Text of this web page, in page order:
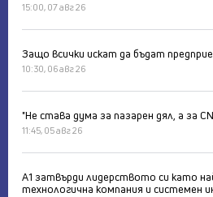
15:00, 07 авг 26
Защо всички искат да бъдат
10:30, 06 авг 26
"Не става дума за пазарен дял, а за
11:45, 05 авг 26
А1 затвърди лидерството си като
технологична компания и системен